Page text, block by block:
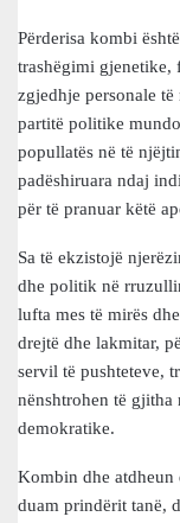
Përderisa kombi
trashëgimi gjenetike,
zgjedhje personale
partitë politike
popullatës në të
padëshiruara ndaj
për të pranuar këtë
Sa të ekzistojë
dhe politik në
lufta mes të mirës
drejtë dhe lakmitar,
servil të pushteteve,
nënshtrohen të gjitha
demokratike.
Kombin dhe atdheun
duam prindërit tanë,